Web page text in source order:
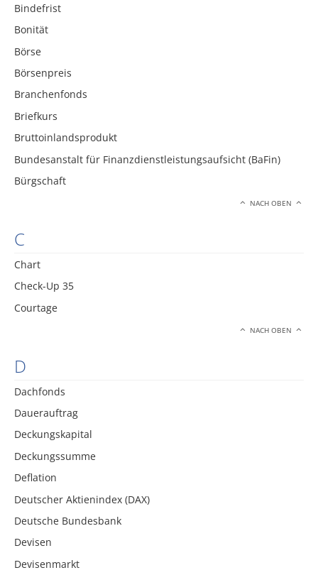
Bindefrist
Bonität
Börse
Börsenpreis
Branchenfonds
Briefkurs
Bruttoinlandsprodukt
Bundesanstalt für Finanzdienstleistungsaufsicht (BaFin)
Bürgschaft
NACH OBEN
C
Chart
Check-Up 35
Courtage
NACH OBEN
D
Dachfonds
Dauerauftrag
Deckungskapital
Deckungssumme
Deflation
Deutscher Aktienindex (DAX)
Deutsche Bundesbank
Devisen
Devisenmarkt